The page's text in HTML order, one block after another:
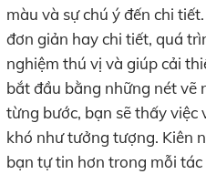
màu và sự chú ý đến chi
đơn giản hay chi tiết, quá
nghiệm thú vị và giúp cải
bắt đầu bằng những nét vẽ
từng bước, bạn sẽ thấy việc
khó như tưởng tượng. Kiên
bạn tự tin hơn trong mỗi